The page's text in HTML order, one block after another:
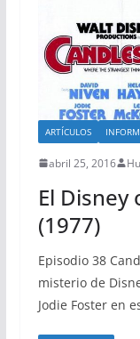
ARTÍCULOS
abril 25, 2016
El Disney
(1977)
Episodio 38
misterio de
Jodie Foster en